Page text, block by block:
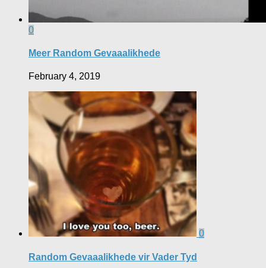
0
Meer Random Gevaaalikhede
February 4, 2019
0
Random Gevaaalikhede vir Vader Tyd